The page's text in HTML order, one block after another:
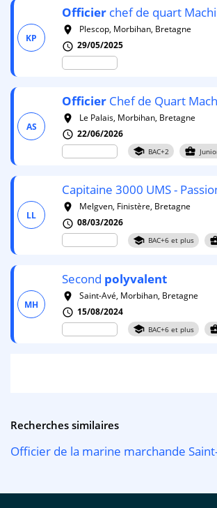
KP
Officier chef de quart
room
Plescop, Morbihan, Bretagne
schedule 29/05/2025
AS
Officier Chef de Quart
room
Le Palais, Morbihan, Bretagne
schedule 22/06/2026
school BAC+2 business_center
LL
Capitaine 3000 UMS -
room
Melgven, Finistère, Bretagne
schedule 08/03/2026
school BAC+6 et plus
MH
Second polyvalent
room
Saint-Avé, Morbihan, Bretagne
schedule 15/08/2024
school BAC+6 et plus
Recherches similaires
Officier de la marine marchande